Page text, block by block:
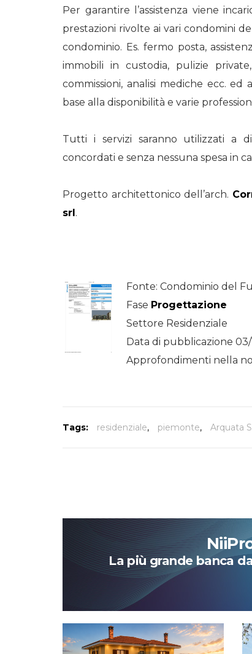
Per garantire l’assistenza viene
prestazioni rivolte ai vari condomini
condominio. Es. fermo posta,
immobili in custodia, pulizie
commissioni, analisi mediche ecc.
base alla disponibilità e varie
Tutti i servizi saranno utilizzati a
concordati e senza nessuna spesa in
Progetto architettonico dell’arch.
srl.
Fonte: Condominio del
Fase Progettazione
Settore Residenziale
Data di pubblicazione 03/
Approfondimenti nella
Tags: residenziale, piemonte, Arquata
La più grande banca